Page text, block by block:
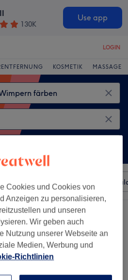
130K
Use app
LOGIN
KOSMETIK MASSAGE
Preis Besonderheiten
in Altdorf, Bayern
Cookies und Cookies von
Anzeigen zu personalisieren,
und unseren
Wir geben auch
Nutzung unserer Webseite an
Medien, Werbung und
Richtlinien